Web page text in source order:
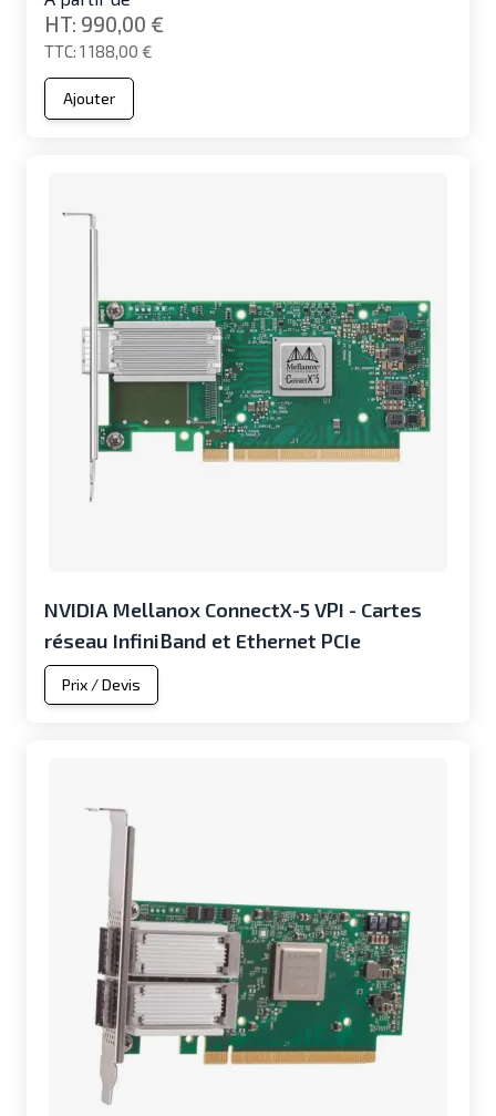
1 188,00 €
990,00 €
Ajouter
NVIDIA Mellanox ConnectX-5 VPI - Cartes
réseau InfiniBand et Ethernet PCIe
Prix / Devis